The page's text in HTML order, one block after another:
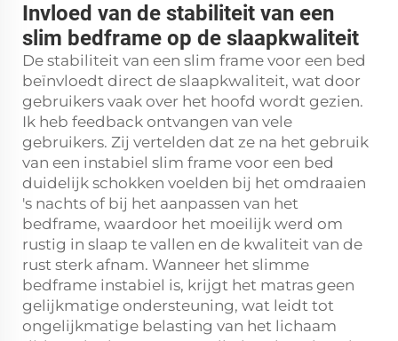
Invloed van de stabiliteit van een
slim bedframe op de slaapkwaliteit
De stabiliteit van een slim frame voor een bed
beïnvloedt direct de slaapkwaliteit, wat door
gebruikers vaak over het hoofd wordt gezien.
Ik heb feedback ontvangen van vele
gebruikers. Zij vertelden dat ze na het gebruik
van een instabiel slim frame voor een bed
duidelijk schokken voelden bij het omdraaien
's nachts of bij het aanpassen van het
bedframe, waardoor het moeilijk werd om
rustig in slaap te vallen en de kwaliteit van de
rust sterk afnam. Wanneer het slimme
bedframe instabiel is, krijgt het matras geen
gelijkmatige ondersteuning, wat leidt tot
ongelijkmatige belasting van het lichaam